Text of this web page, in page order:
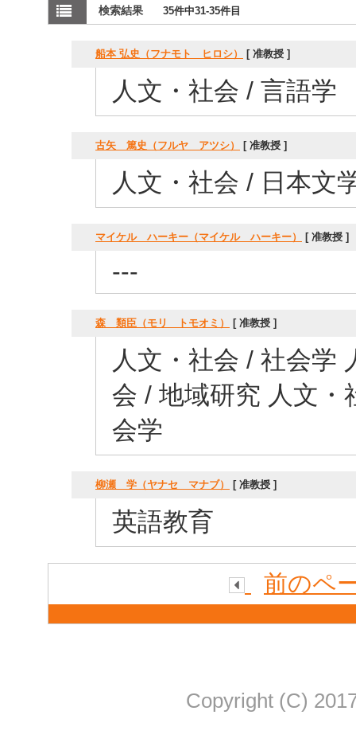
検索結果 35件中31-35件目
船本 弘史（フナモト ヒロシ） [ 准教授 ]
人文・社会 / 言語学
古矢 篤史（フルヤ アツシ） [ 准教授 ]
人文・社会 / 日本文
マイケル ハーキー（マイケル ハーキー） [ 准教授 ]
---
森 類臣（モリ トモオミ） [ 准教授 ]
人文・社会 / 社会学
会 / 地域研究 人文・
会学
柳瀬 学（ヤナセ マナブ） [ 准教授 ]
英語教育
前のペ
Copyright (C)